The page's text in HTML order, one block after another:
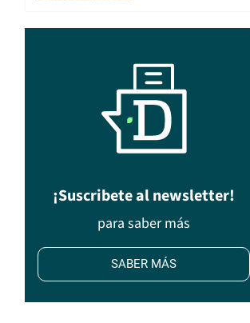
¡Suscribete al newsletter!
para saber más
SABER MÁS